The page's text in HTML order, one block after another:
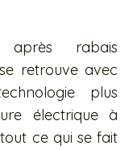
rabais
retrouve avec
plus
électrique à
ce qui se fait